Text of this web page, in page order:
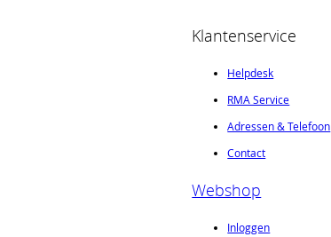
Klantenservice
Helpdesk
RMA Service
Adressen & Telefoon
Contact
Webshop
Inloggen